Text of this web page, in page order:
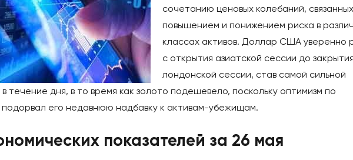
сочетанию ценовых колебаний,
повышением и понижением риска в
классах активов. Доллар США уверенно
с открытия азиатской сессии до закрытия
лондонской сессии, став самой сильной
течение дня, в то время как золото подешевело, поскольку оптимизм по
его недавнюю надбавку к активам-убежищам.
показателей за 26 мая